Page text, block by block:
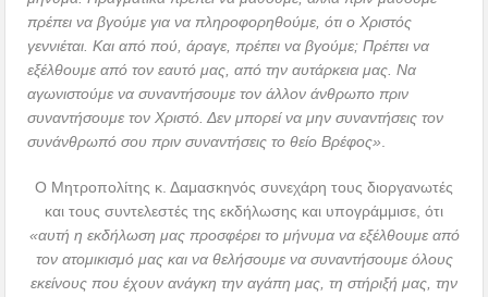
πρέπει να βγούμε για να πληροφορηθούμε, ότι ο Χριστός
γεννιέται. Και από πού, άραγε, πρέπει να βγούμε; Πρέπει να
εξέλθουμε από τον εαυτό μας, από την αυτάρκεια μας. Να
αγωνιστούμε να συναντήσουμε τον άλλον άνθρωπο πριν
συναντήσουμε τον Χριστό. Δεν μπορεί να μην συναντήσεις τον
συνάνθρωπό σου πριν συναντήσεις το θείο Βρέφος».
Ο Μητροπολίτης κ. Δαμασκηνός συνεχάρη τους διοργανωτές
και τους συντελεστές της εκδήλωσης και υπογράμμισε, ότι
«αυτή η εκδήλωση μας προσφέρει το μήνυμα να εξέλθουμε από
τον ατομικισμό μας και να θελήσουμε να συναντήσουμε όλους
εκείνους που έχουν ανάγκη την αγάπη μας, τη στήριξή μας, την